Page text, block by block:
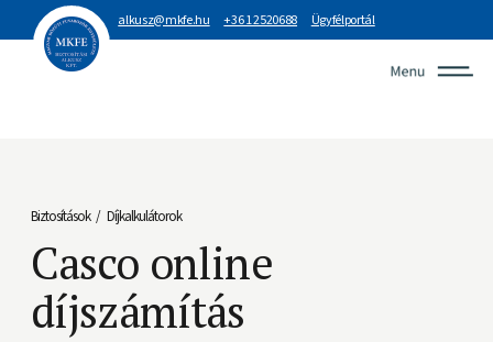
alkusz@mkfe.hu +36 1 2520688 Ügyfélportál
Biztosítások / Díjkalkulátorok
Casco online
díjszámítás